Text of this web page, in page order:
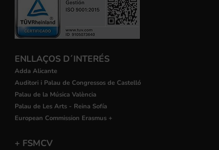
ENLLAÇOS D´INTERÉS
Adda Alicante
Auditori i Palau de Congressos de Castelló
Palau de la Música València
Palau de Les Arts - Reina Sofía
European Commission Erasmus +
+ FSMCV